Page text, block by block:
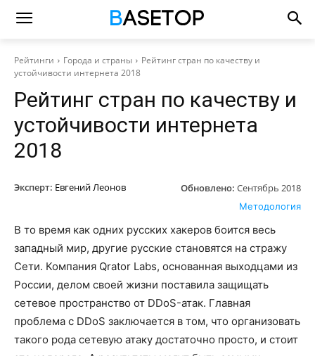
Рейтинги Города и страны
Рейтинг стран по качеству и
устойчивости интернета 2018
Рейтинг стран по качеству и
устойчивости интернета
2018
Эксперт: Евгений Леонов Обновлено: Сентябрь 2018
Методология
В то время как одних русских хакеров боится весь
западный мир, другие русские становятся на стражу
Сети. Компания Qrator Labs, основанная выходцами из
России, делом своей жизни поставила защищать
сетевое пространство от DDoS-атак. Главная
проблема с DDoS заключается в том, что организовать
такого рода сетевую атаку достаточно просто, и стоит